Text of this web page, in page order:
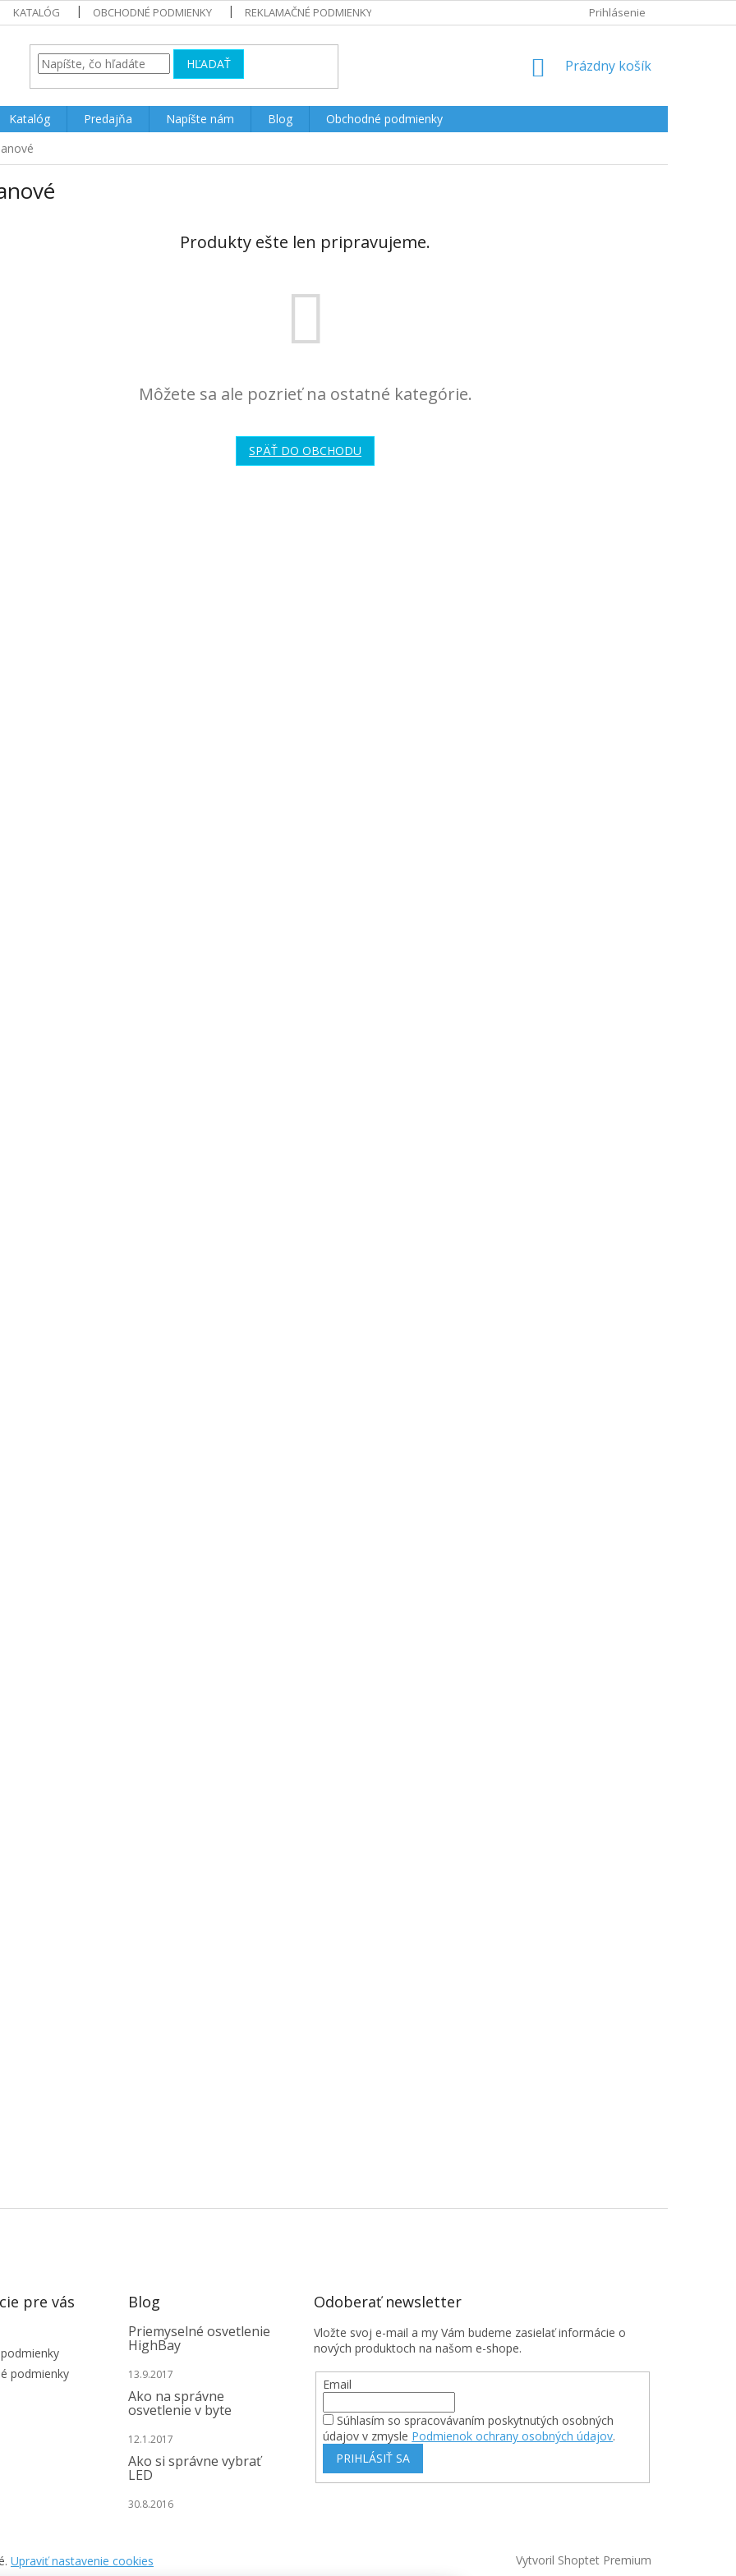
KATALÓG OBCHODNÉ PODMIENKY REKLAMAČNÉ PODMIENKY Prihlásenie
HĽADAŤ
NÁKUPNÝ
Prázdny košík
Katalóg Predajňa Napíšte nám Blog
Obchodné podmienky
Produkty ešte len pripravujeme.
Môžete sa ale pozrieť na ostatné kategórie.
SPÄŤ DO OBCHODU
pre vás
podmienky
Blog
Priemyselné osvetlenie
HighBay
13.9.2017
Ako na správne
osvetlenie v byte
12.1.2017
Ako si správne vybrať
LED
30.8.2016
Odoberať newsletter
Vložte svoj e-mail a my Vám budeme zasielať informácie o
nových produktoch na našom e-shope.
Email
Súhlasím so spracovávaním poskytnutých osobných
údajov v zmysle Podmienok ochrany osobných údajov.
PRIHLÁSIŤ SA
Vytvoril Shoptet Premium
Upraviť nastavenie cookies